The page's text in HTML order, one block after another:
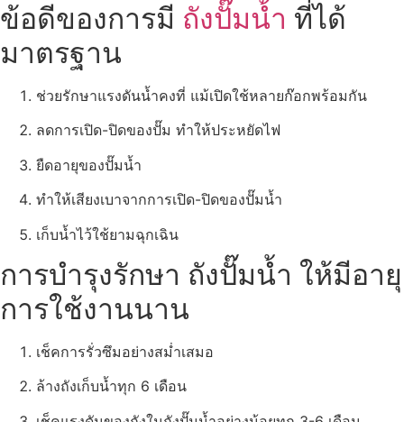
ข้อดีของการมี ถังปั๊มน้ำ ที่ได้
มาตรฐาน
ช่วยรักษาแรงดันน้ำคงที่ แม้เปิดใช้หลายก๊อกพร้อมกัน
ลดการเปิด-ปิดของปั๊ม ทำให้ประหยัดไฟ
ยืดอายุของปั๊มน้ำ
ทำให้เสียงเบาจากการเปิด-ปิดของปั๊มน้ำ
เก็บน้ำไว้ใช้ยามฉุกเฉิน
การบำรุงรักษา ถังปั๊มน้ำ ให้มีอายุ
การใช้งานนาน
เช็คการรั่วซึมอย่างสม่ำเสมอ
ล้างถังเก็บน้ำทุก 6 เดือน